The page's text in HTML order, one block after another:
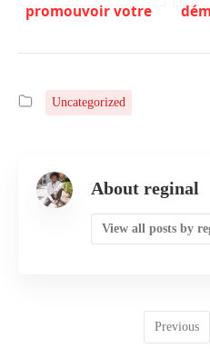
promouvoir votre
réparation
Uncategorized
About reginal
View all posts by
Previous